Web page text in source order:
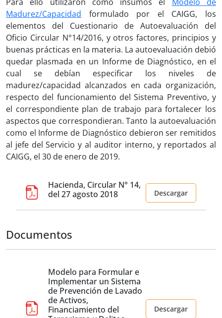
Para ello utilizaron como insumos el Modelo de
Madurez/Capacidad formulado por el CAIGG, los
elementos del Cuestionario de Autoevaluación del
Oficio Circular N°14/2016, y otros factores, principios y
buenas prácticas en la materia. La autoevaluación debió
quedar plasmada en un Informe de Diagnóstico, en el
cual se debían especificar los niveles de
madurez/capacidad alcanzados en cada organización,
respecto del funcionamiento del Sistema Preventivo, y
el correspondiente plan de trabajo para fortalecer los
aspectos que correspondieran. Tanto la autoevaluación
como el Informe de Diagnóstico debieron ser remitidos
al jefe del Servicio y al auditor interno, y reportados al
CAIGG, el 30 de enero de 2019.
Hacienda, Circular N° 14,
del 27 agosto 2018
Descargar
Documentos
Modelo para Formular e
Implementar un Sistema
de Prevención de Lavado
de Activos,
Financiamiento del
Descargar